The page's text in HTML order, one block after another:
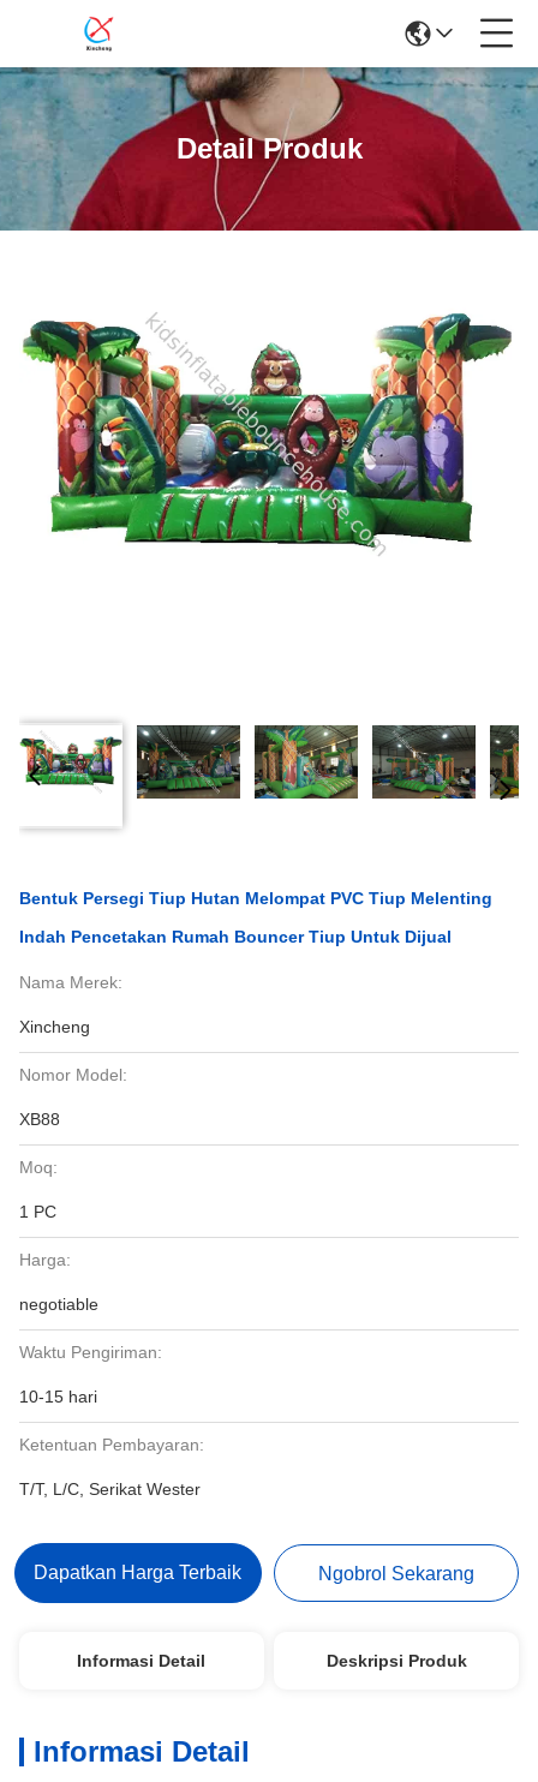
Detail Produk
Bentuk Persegi Tiup Hutan Melompat PVC Tiup Melenting
Indah Pencetakan Rumah Bouncer Tiup Untuk Dijual
Nama Merek:
Xincheng
Nomor Model:
XB88
Moq:
1 PC
Harga:
negotiable
Waktu Pengiriman:
10-15 hari
Ketentuan Pembayaran:
T/T, L/C, Serikat Wester
Dapatkan Harga Terbaik Ngobrol Sekarang
Informasi Detail Deskripsi Produk
Informasi Detail